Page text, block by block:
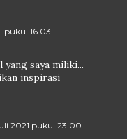
pukul 16.03
saya miliki...
inspirasi
2021 pukul 23.00